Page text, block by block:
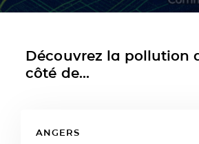
Découvrez la pollution
côté de...
ANGERS